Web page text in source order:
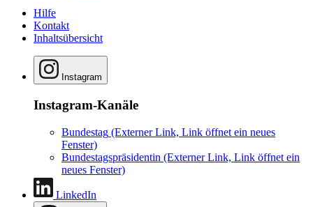
Hilfe
Kontakt
Inhaltsübersicht
Instagram
Instagram-Kanäle
Bundestag (Externer Link, Link öffnet ein neues
Fenster)
Bundestagspräsidentin (Externer Link, Link öffnet ein
neues Fenster)
LinkedIn